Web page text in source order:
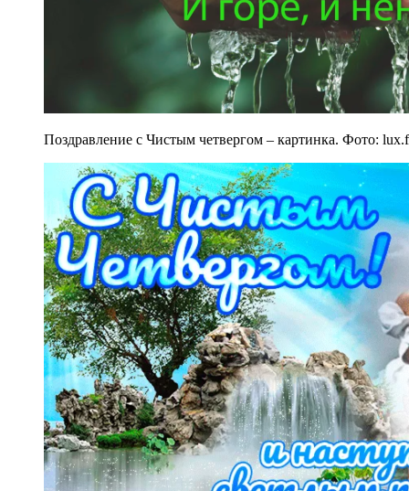
Поздравление с Чистым четвергом – картинка. Фото: